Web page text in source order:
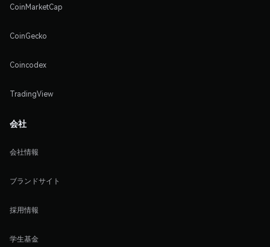
CoinMarketCap
CoinGecko
Coincodex
TradingView
会社
会社情報
ブランドサイト
採用情報
学生基金